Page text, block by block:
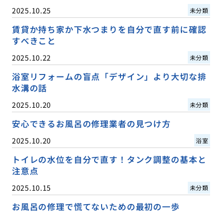
2025.10.25 未分類
賃貸か持ち家か下水つまりを自分で直す前に確認
すべきこと
2025.10.22 未分類
浴室リフォームの盲点「デザイン」より大切な排
水溝の話
2025.10.20 未分類
安心できるお風呂の修理業者の見つけ方
2025.10.20 浴室
トイレの水位を自分で直す！タンク調整の基本と
注意点
2025.10.15 未分類
お風呂の修理で慌てないための最初の一歩